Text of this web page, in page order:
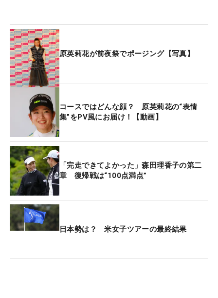
しいタッチでカップに沈めた。
先週はタイで行われた米国女子ツアーに参戦した
が、この2戦を終えて感じたのは50ヤード以内の精
度。「ピンが手前にきられているホールで、50ヤー
ド以内のショットを奥につけてしまうところがあっ
たので、アプローチのバリエーションの必要性は感
じましたね」。課題に挙げているチャンスメークの
ためのアイアンショットとともに、アプローチの精
度と距離感も詰めていく。
4日間を終えて、表情は曇りがち。本来なら納得の
滑り出しを見せたい国内開幕戦だったが、「最後60
台でも良くはない。毎年同じような感じ。スタート
ダッシュはならなかったですね」と悔いの残る沖縄
戦となった。春先での優勝を目指す今季。最後は
原英莉花が前夜祭でポージング【写真】
コースではどんな顔？ 原英莉花の“表情
集”をPV風にお届け！【動画】
「完走できてよかった」森田理香子の第二
章 復帰戦は“100点満点”
日本勢は？ 米女子ツアーの最終結果